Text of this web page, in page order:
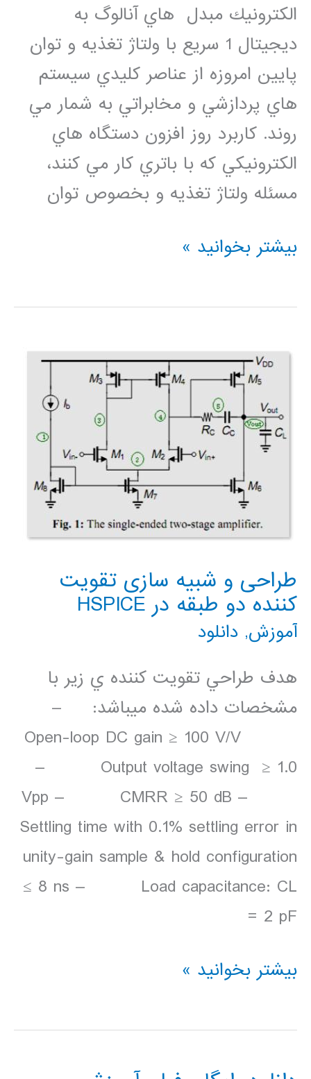
الكترونيك مبدل هاي آنالوگ به
ديجيتال 1 سريع با ولتاژ تغذيه و توان
پايين امروزه از عناصر كليدي سيستم
هاي پردازشي و مخابراتي به شمار مي
روند. كاربرد روز افزون دستگاه هاي
الكترونيكي كه با باتري كار مي كنند،
مسئله ولتاژ تغذيه و بخصوص توان
طراحي
ساخت
آنالوگ
ديجيتال
ولتاژ
پايين
مصرف
با
روش
فولدينگ
بیشتر بخوانید »
طراحی و شبيه سازی تقويت
كننده دو طبقه در HSPICE
آموزش, دانلود
هدف طراحي تقويت كننده­ ي زير با
مشخصات داده شده مي­باشد: –
Open-loop DC gain ≥ 100 V/V
– Output voltage swing ≥ 1.0
Vpp – CMRR ≥ 50 dB –
Settling time with 0.1% settling error in
unity-gain sample & hold configuration
≤ 8 ns – Load capacitance: CL
= 2 pF
طراحی
شبيه
بیشتر بخوانید »